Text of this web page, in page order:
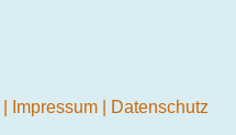
Impressum Datenschutz